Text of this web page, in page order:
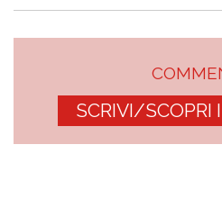
SCRIVI/SCOPRI